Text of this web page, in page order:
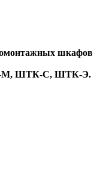
шкафов
М, ШТК-С, ШТК-Э.